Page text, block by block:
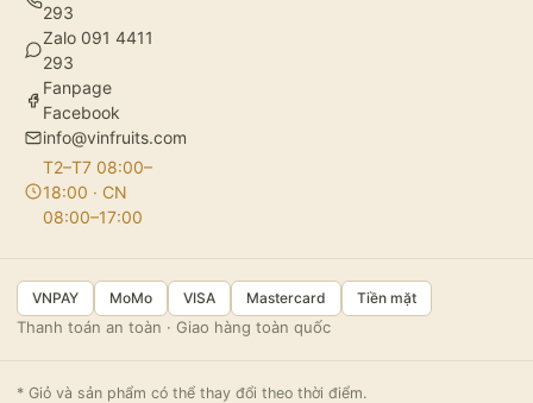
293
Zalo 091 4411
293
Fanpage
Facebook
info@vinfruits.com
T2–T7 08:00–
18:00 · CN
08:00–17:00
VNPAY MoMo VISA Mastercard Tiền mặt
Thanh toán an toàn · Giao hàng toàn quốc
* Giỏ và sản phẩm có thể thay đổi theo thời điểm.